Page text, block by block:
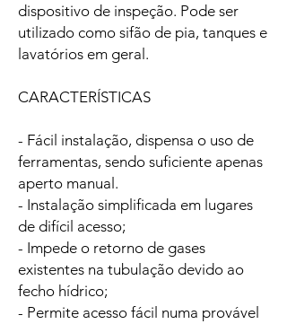
dispositivo de inspeção. Pode ser
utilizado como sifão de pia, tanques e
lavatórios em geral.
CARACTERÍSTICAS
- Fácil instalação, dispensa o uso de
ferramentas, sendo suficiente apenas
aperto manual.
- Instalação simplificada em lugares
de difícil acesso;
- Impede o retorno de gases
existentes na tubulação devido ao
fecho hídrico;
- Permite acesso fácil numa provável